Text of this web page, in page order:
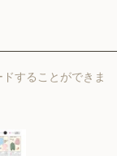
することができま